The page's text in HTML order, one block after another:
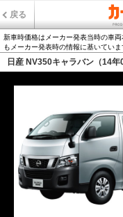
戻る
新車時価格はメーカー発表当時の車
もメーカー発表時の情報に基いていま
日産 NV350キャラバン（14